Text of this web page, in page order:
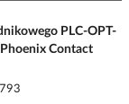
PLC-OPT-
Contact